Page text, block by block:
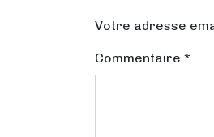
Votre adresse
Commentaire *